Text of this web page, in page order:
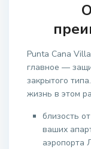
Punta Cana
главное —
закрытого
жизнь в этом
близость
ваших
аэропорта